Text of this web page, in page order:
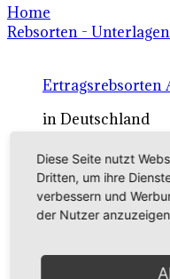
Home
Rebsorten -
Ertragsrebsorten
in Deutschland
Rebsorten
externe Links
Diese Seite nutzt
Dritten, um ihre
verbessern und
der Nutzer